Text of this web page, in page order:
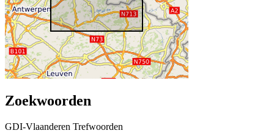
Zoekwoorden
GDI-Vlaanderen Trefwoorden